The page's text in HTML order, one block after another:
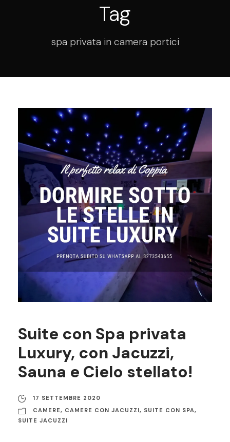
Tag
spa privata in camera portici
Suite con Spa privata
Luxury, con Jacuzzi,
Sauna e Cielo stellato!
17 SETTEMBRE 2020
CAMERE, CAMERE CON JACUZZI, SUITE CON SPA,
SUITE JACUZZI